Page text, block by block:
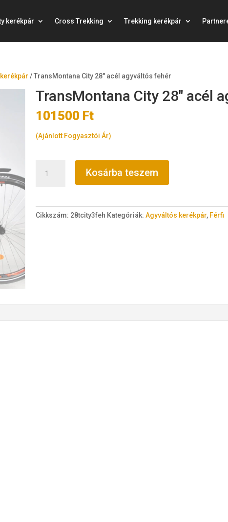
kerékpár Cross Trekking Trekking kerékpár
/TransMontana City 28″ acél agyváltós fehér
TransMontana City 28″ acél
101500 Ft
(Ajánlott Fogyasztói Ár)
City
Kosárba teszem
Cikkszám: 28tcity3feh Kategóriák: Agyváltós kerékpár, Férfi